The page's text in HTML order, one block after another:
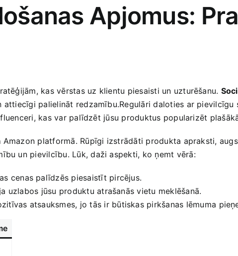
Apjomus:
kas vērstas‌ uz klientu piesaisti un‍ uzturēšanu.
palielināt ‌redzamību.Regulāri daloties ar
kas var palīdzēt ‍jūsu produktus popularizēt
Amazon platformā. Rūpīgi izstrādāti produkta apraksti,
un‍ pievilcību. Lūk, daži aspekti, ko ņemt vērā:
cenas ‌palīdzēs piesaistīt pircējus.
uzlabos jūsu produktu atrašanās vietu meklēšanā.
atsauksmes, jo tās ‍ir būtiskas pirkšanas lēmuma⁣